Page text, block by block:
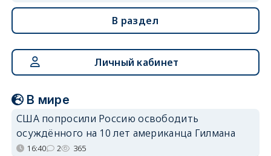
В раздел
Личный кабинет
В мире
США попросили Россию освободить
осуждённого на 10 лет американца Гилмана
16:40 2 365